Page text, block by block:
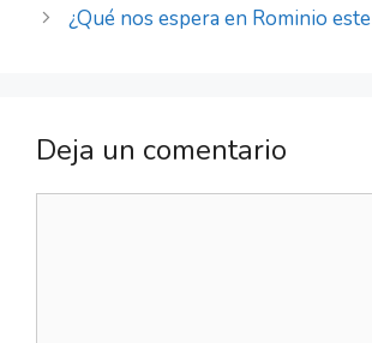
¿Qué nos espera en Rominio
Deja un comentario